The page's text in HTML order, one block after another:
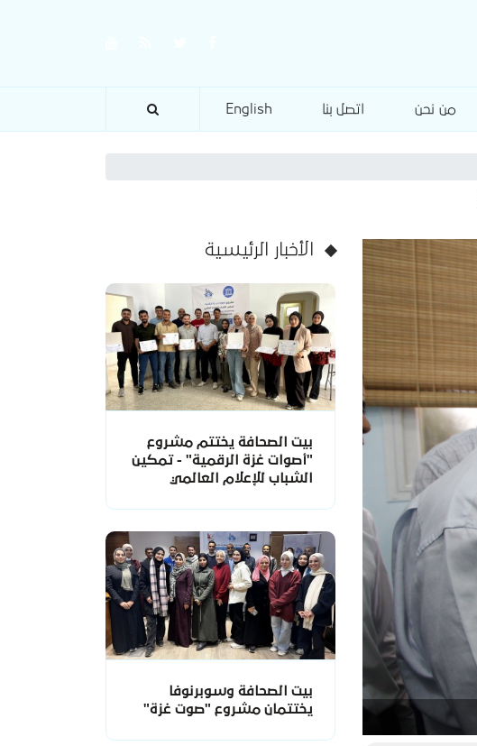
من نحن اتصل بنا English
الأخبار الرئيسية
بيت الصحافة يختتم مشروع
"أصوات غزة الرقمية" - تمكين
الشباب للإعلام العالمي
بيت الصحافة وسوبرنوفا
يختتمان مشروع "صوت غزة"